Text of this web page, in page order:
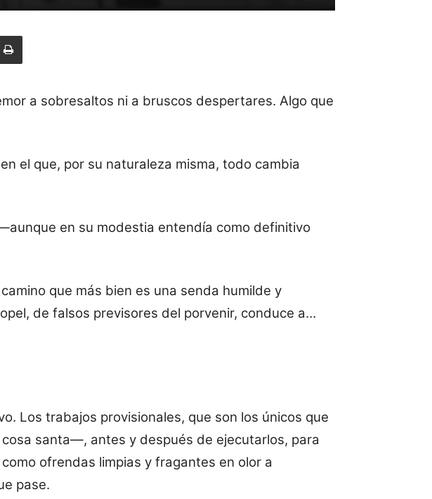
a sobresaltos ni a bruscos despertares. Algo que
el que, por su naturaleza misma, todo cambia
en su modestia entendía como definitivo
que más bien es una senda humilde y
de falsos previsores del porvenir, conduce a…
Los trabajos provisionales, que son los únicos que
santa—, antes y después de ejecutarlos, para
ofrendas limpias y fragantes en olor a
pase.